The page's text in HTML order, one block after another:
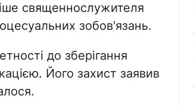
священнослужителя
зобов'язань.
до зберігання
Його захист заявив